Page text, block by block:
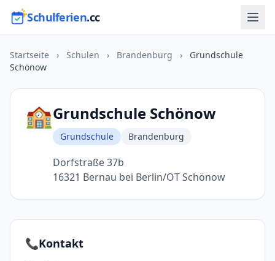
Schulferien.cc
Startseite › Schulen › Brandenburg ›
Grundschule
Schönow
🏫Grundschule Schönow
Grundschule Brandenburg
Dorfstraße 37b
16321 Bernau bei Berlin/OT Schönow
📞Kontakt